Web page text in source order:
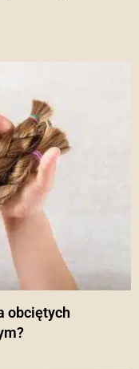
obciętych